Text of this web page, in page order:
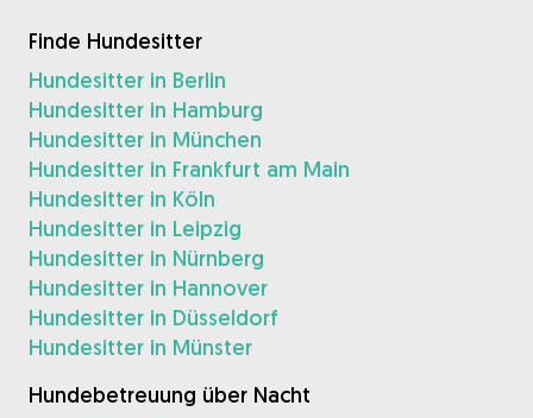
Finde Hundesitter
Hundesitter in Berlin
Hundesitter in Hamburg
Hundesitter in München
Hundesitter in Frankfurt am Main
Hundesitter in Köln
Hundesitter in Leipzig
Hundesitter in Nürnberg
Hundesitter in Hannover
Hundesitter in Düsseldorf
Hundesitter in Münster
Hundebetreuung über Nacht